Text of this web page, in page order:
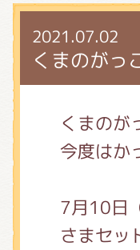
2021.07.02
くまのがっ
くまのが
今度はか
7月10日
さまセッ
絵本・
ショッ
グッズ